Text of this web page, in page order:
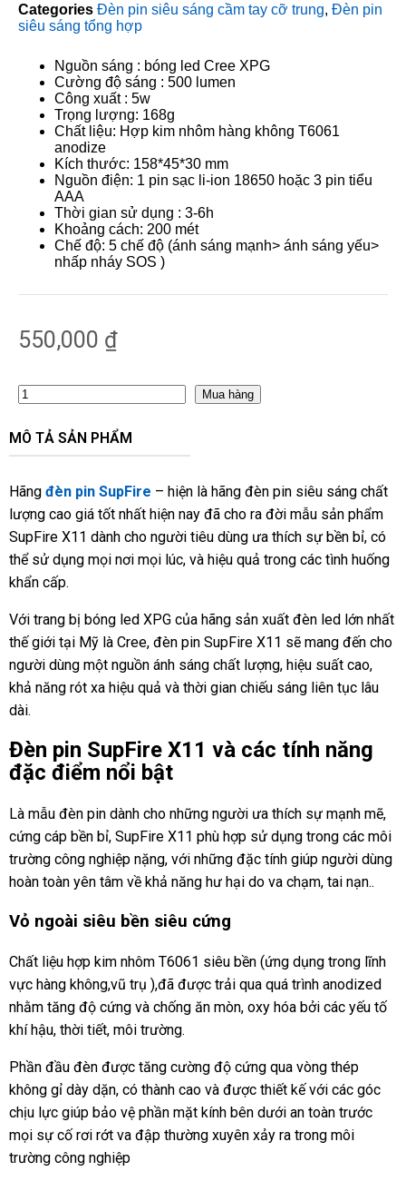
Categories Đèn pin siêu sáng cầm tay cỡ trung, Đèn pin
siêu sáng tổng hợp
Nguồn sáng : bóng led Cree XPG
Cường độ sáng : 500 lumen
Công xuất : 5w
Trọng lượng: 168g
Chất liệu: Hợp kim nhôm hàng không T6061
anodize
Kích thước: 158*45*30 mm
Nguồn điện: 1 pin sạc li-ion 18650 hoặc 3 pin tiểu
AAA
Thời gian sử dụng : 3-6h
Khoảng cách: 200 mét
Chế độ: 5 chế độ (ánh sáng mạnh> ánh sáng yếu>
nhấp nháy SOS )
550,000 ₫
Mua hàng
MÔ TẢ SẢN PHẨM
Hãng đèn pin SupFire – hiện là hãng đèn pin siêu sáng chất
lượng cao giá tốt nhất hiện nay đã cho ra đời mẫu sản phẩm
SupFire X11 dành cho người tiêu dùng ưa thích sự bền bỉ, có
thể sử dụng mọi nơi mọi lúc, và hiệu quả trong các tình huống
khẩn cấp.
Với trang bị bóng led XPG của hãng sản xuất đèn led lớn nhất
thế giới tại Mỹ là Cree, đèn pin SupFire X11 sẽ mang đến cho
người dùng một nguồn ánh sáng chất lượng, hiệu suất cao,
khả năng rót xa hiệu quả và thời gian chiếu sáng liên tục lâu
dài.
Đèn pin SupFire X11 và các tính năng
đặc điểm nổi bật
Là mẫu đèn pin dành cho những người ưa thích sự mạnh mẽ,
cứng cáp bền bỉ, SupFire X11 phù hợp sử dụng trong các môi
trường công nghiệp nặng, với những đặc tính giúp người dùng
hoàn toàn yên tâm về khả năng hư hại do va chạm, tai nạn..
Vỏ ngoài siêu bền siêu cứng
Chất liệu hợp kim nhôm T6061 siêu bền (ứng dụng trong lĩnh
vực hàng không,vũ trụ ),đã được trải qua quá trình anodized
nhằm tăng độ cứng và chống ăn mòn, oxy hóa bởi các yếu tố
khí hậu, thời tiết, môi trường.
Phần đầu đèn được tăng cường độ cứng qua vòng thép
không gỉ dày dặn, có thành cao và được thiết kế với các góc
chịu lực giúp bảo vệ phần mặt kính bên dưới an toàn trước
mọi sự cố rơi rớt va đập thường xuyên xảy ra trong môi
trường công nghiệp